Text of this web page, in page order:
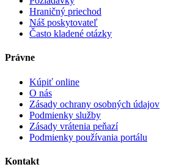
Hraničný priechod
Náš poskytovateľ
Často kladené otázky
Právne
Kúpiť online
O nás
Zásady ochrany osobných údajov
Podmienky služby
Zásady vrátenia peňazí
Podmienky používania portálu
Kontakt